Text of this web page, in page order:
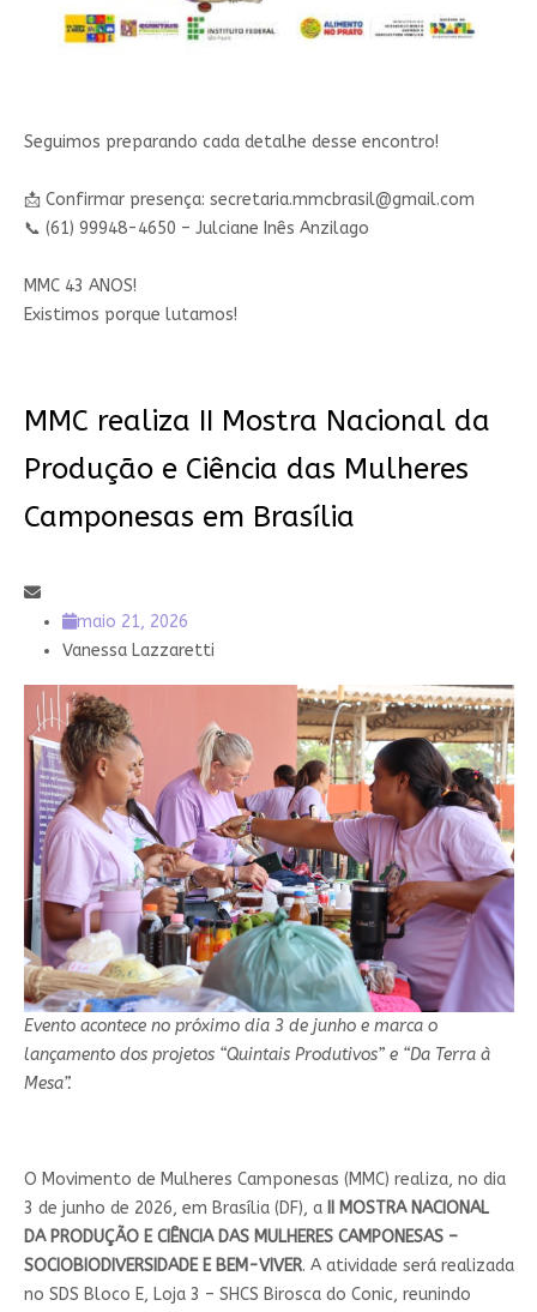
Seguimos preparando cada detalhe desse encontro!
📩 Confirmar presença: secretaria.mmcbrasil@gmail.com
📞 (61) 99948-4650 – Julciane Inês Anzilago
MMC 43 ANOS!
Existimos porque lutamos!
MMC realiza II Mostra Nacional da
Produção e Ciência das Mulheres
Camponesas em Brasília
maio 21, 2026
Vanessa Lazzaretti
Evento acontece no próximo dia 3 de junho e marca o
lançamento dos projetos “Quintais Produtivos” e “Da Terra à
Mesa”.
O Movimento de Mulheres Camponesas (MMC) realiza, no dia
3 de junho de 2026, em Brasília (DF), a
II MOSTRA NACIONAL
DA PRODUÇÃO E CIÊNCIA DAS MULHERES CAMPONESAS –
SOCIOBIODIVERSIDADE E BEM-VIVER. A atividade será realizada
no SDS Bloco E, Loja 3 – SHCS Birosca do Conic, reunindo